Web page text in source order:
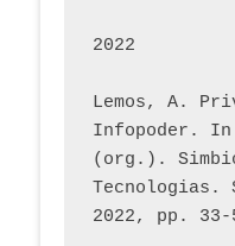
2022
Lemos, A.
Infopoder.
(org.).
Tecnologias.
2022, pp. 33-